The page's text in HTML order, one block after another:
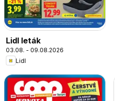
Lidl leták
03.08. - 09.08.2026
Lidl